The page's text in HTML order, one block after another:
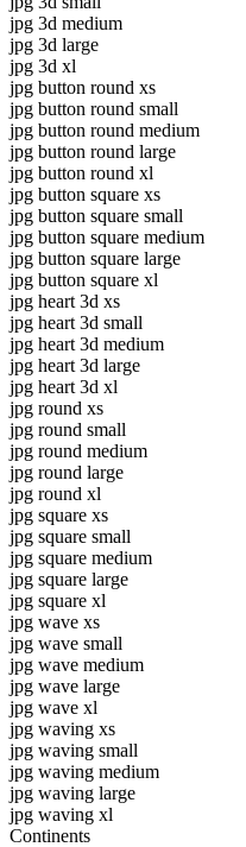
jpg 3d medium
jpg 3d large
jpg 3d xl
jpg button round xs
jpg button round small
jpg button round medium
jpg button round large
jpg button round xl
jpg button square xs
jpg button square small
jpg button square medium
jpg button square large
jpg button square xl
jpg heart 3d xs
jpg heart 3d small
jpg heart 3d medium
jpg heart 3d large
jpg heart 3d xl
jpg round xs
jpg round small
jpg round medium
jpg round large
jpg round xl
jpg square xs
jpg square small
jpg square medium
jpg square large
jpg square xl
jpg wave xs
jpg wave small
jpg wave medium
jpg wave large
jpg wave xl
jpg waving xs
jpg waving small
jpg waving medium
jpg waving large
jpg waving xl
Continents